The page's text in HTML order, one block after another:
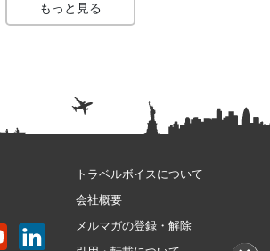
もっと見る
トラベルボイスについて
会社概要
メルマガの登録・解除